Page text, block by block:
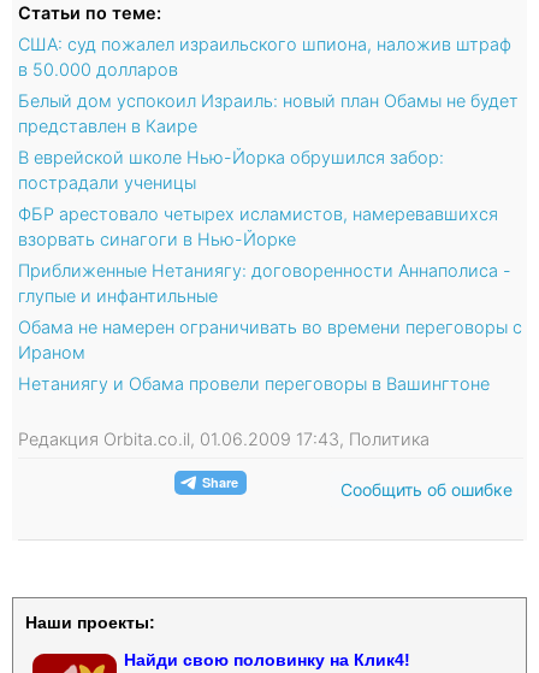
Статьи по теме:
США: суд пожалел израильского шпиона, наложив штраф
в 50.000 долларов
Белый дом успокоил Израиль: новый план Обамы не будет
представлен в Каире
В еврейской школе Нью-Йорка обрушился забор:
пострадали ученицы
ФБР арестовало четырех исламистов, намеревавшихся
взорвать синагоги в Нью-Йорке
Приближенные Нетаниягу: договоренности Аннаполиса -
глупые и инфантильные
Обама не намерен ограничивать во времени переговоры с
Ираном
Нетаниягу и Обама провели переговоры в Вашингтоне
Редакция Orbita.co.il, 01.06.2009 17:43, Политика
Сообщить об ошибке
Наши проекты:
Найди свою половинку на Клик4!